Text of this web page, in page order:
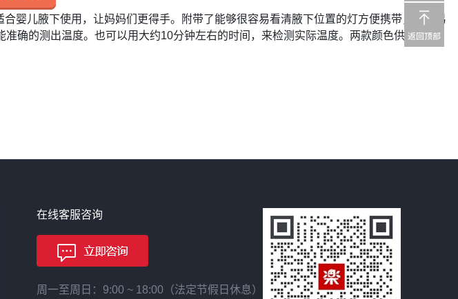
婴儿腋下使用，让妈妈们更得手。附带了能够很容易看清腋下位置的灯方便携带，更容易
准确的测出温度。也可以用大约10分钟左右的时间，来检测实际温度。两款颜色供选择：
在线客服咨询
周一至周日：9:00 ~ 18:00（法定节假日休息）